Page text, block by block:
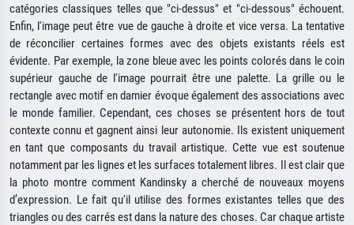
catégories classiques telles que "ci-dessus" et "ci-dessous" échouent.
Enfin, l'image peut être vue de gauche à droite et vice versa. La tentative
de réconcilier certaines formes avec des objets existants réels est
évidente. Par exemple, la zone bleue avec les points colorés dans le coin
supérieur gauche de l'image pourrait être une palette. La grille ou le
rectangle avec motif en damier évoque également des associations avec
le monde familier. Cependant, ces choses se présentent hors de tout
contexte connu et gagnent ainsi leur autonomie. Ils existent uniquement
en tant que composants du travail artistique. Cette vue est soutenue
notamment par les lignes et les surfaces totalement libres. Il est clair que
la photo montre comment Kandinsky a cherché de nouveaux moyens
d’expression. Le fait qu'il utilise des formes existantes telles que des
triangles ou des carrés est dans la nature des choses. Car chaque artiste